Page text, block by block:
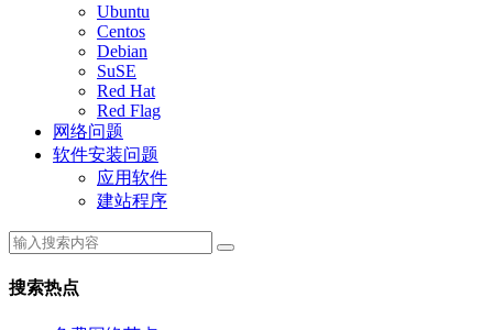
Ubuntu
Centos
Debian
SuSE
Red Hat
Red Flag
网络问题
软件安装问题
应用软件
建站程序
搜索热点